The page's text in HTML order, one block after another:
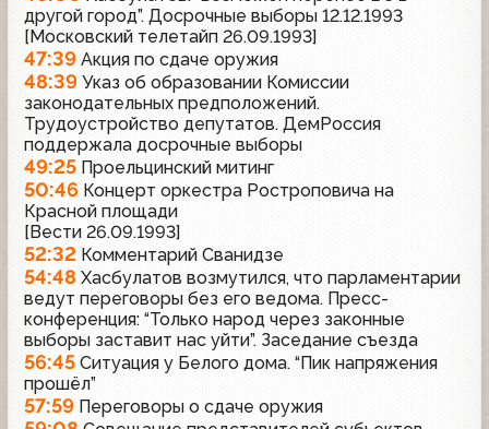
другой город”. Досрочные выборы 12.12.1993
[Московский телетайп 26.09.1993]
47:39 Акция по сдаче оружия
48:39 Указ об образовании Комиссии
законодательных предположений.
Трудоустройство депутатов. ДемРоссия
поддержала досрочные выборы
49:25 Проельцинский митинг
50:46 Концерт оркестра Ростроповича на
Красной площади
[Вести 26.09.1993]
52:32 Комментарий Сванидзе
54:48 Хасбулатов возмутился, что парламентарии
ведут переговоры без его ведома. Пресс-
конференция: “Только народ через законные
выборы заставит нас уйти”. Заседание съезда
56:45 Ситуация у Белого дома. “Пик напряжения
прошёл”
57:59 Переговоры о сдаче оружия